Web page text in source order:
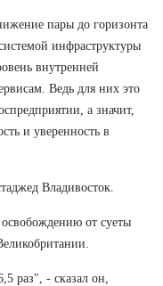
пары до горизонта
инфраструктуры
внутренней
Ведь для них это
а значит,
и уверенность в
Владивосток.
освобождению от суеты
раз", - сказал он,